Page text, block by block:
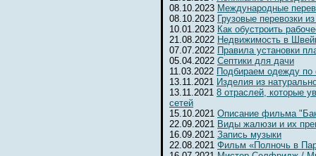
08.10.2023 Международные
08.10.2023 Грузовые перевозки
10.01.2023 Как обустроить
21.08.2022 Недвижимость в
07.07.2022 Правила установки
05.04.2022 Септики для дачи
11.03.2022 Подбираем одежду по
13.11.2021 Изделия из
13.11.2021 8 отраслей, которые
сетей
15.10.2021 Описание фильма
22.09.2021 Виды жалюзи и их
16.09.2021 Запись музыки
22.08.2021 Фильм «Полночь в